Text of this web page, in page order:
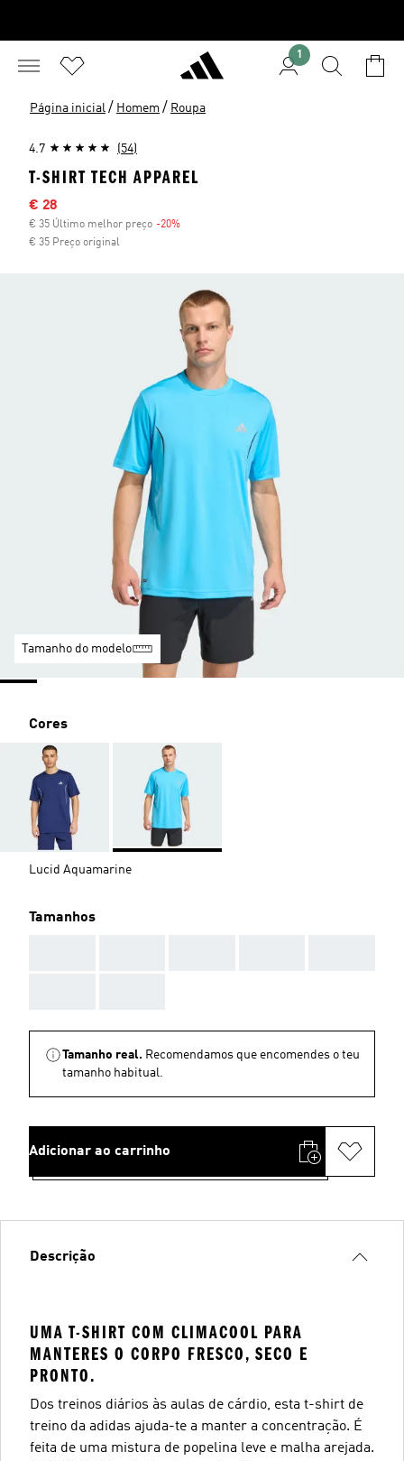
1
Página inicial / Homem / Roupa
4.7 (54)
T-SHIRT TECH APPAREL
Preço com desconto
€ 28
€ 35 Último melhor preço -20%
€ 35 Preço original
Tamanho do modelo
Cores
Lucid Aquamarine
Tamanhos
Tamanho real. Recomendamos que encomendes o teu
tamanho habitual.
Adicionar ao carrinho
Descrição
UMA T-SHIRT COM CLIMACOOL PARA
MANTERES O CORPO FRESCO, SECO E
PRONTO.
Dos treinos diários às aulas de cárdio, esta t-shirt de
treino da adidas ajuda-te a manter a concentração. É
feita de uma mistura de popelina leve e malha arejada.